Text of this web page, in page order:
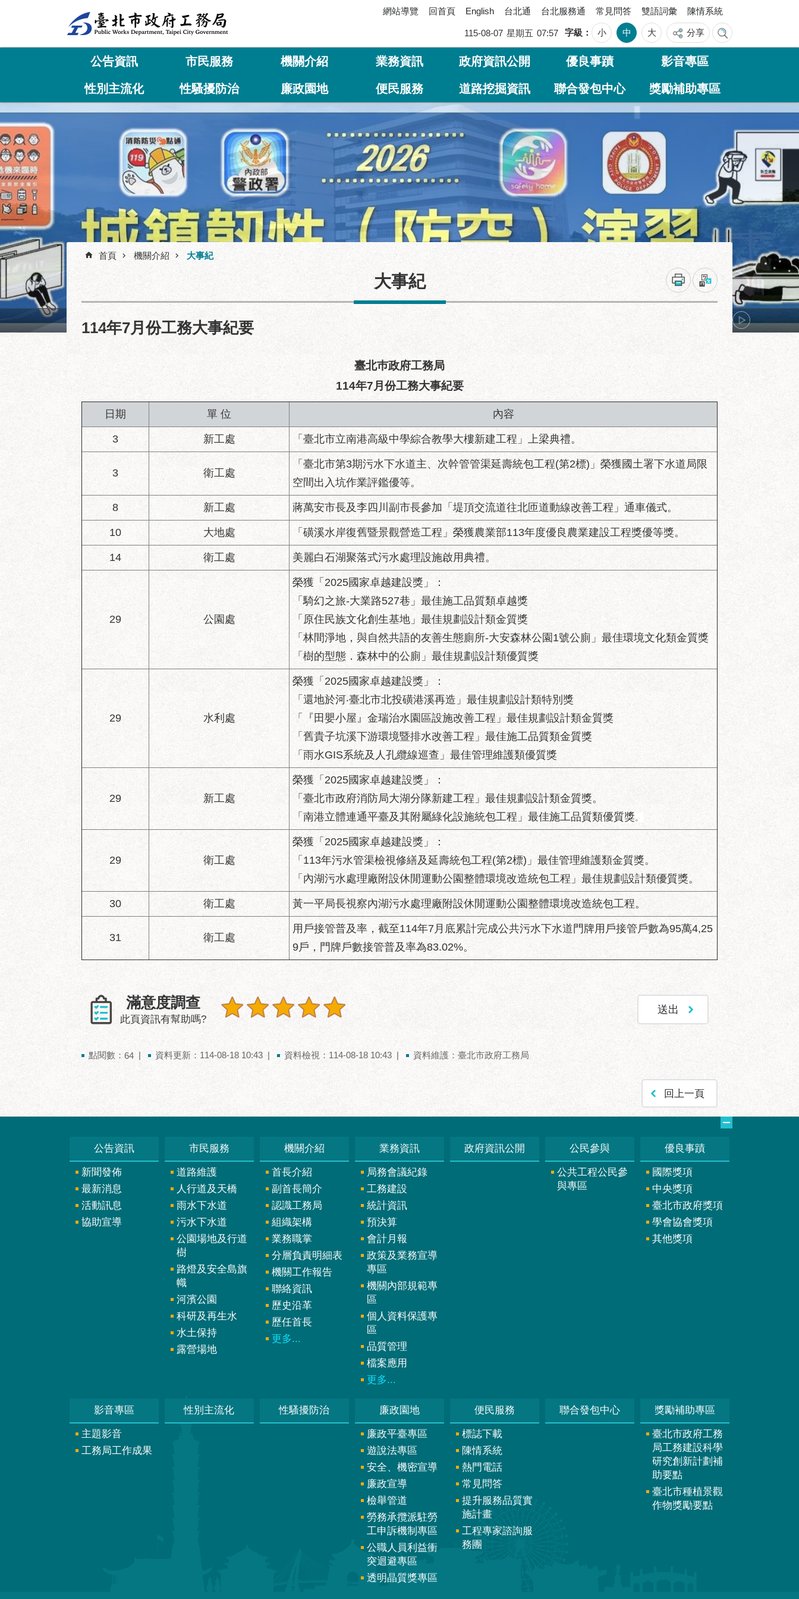
網站導覽 回首頁 English 台北通 台北服務通 常見問答 雙語詞彙 陳情系統
115-08-07 星期五 07:57 字級 小 中 大 分享
公告資訊 市民服務 機關介紹 業務資訊 政府資訊公開 優良事蹟 影音專區
性別主流化 性騷擾防治 廉政園地 便民服務 道路挖掘資訊 聯合發包中心 獎勵補助專區
陽明教養院永福之家西南向建築透視圖
首頁 機關介紹 大事紀
大事紀
114年7月份工務大事紀要
臺北巿政府工務局
114年7月份工務大事紀要
日期 單 位 內容
3 新工處 「臺北市立南港高級中學綜合教學大樓新建工程」上梁典禮。
3 衛工處
「臺北市第3期污水下水道主、次幹管管渠延壽統包工程(第2標)」榮獲國土署下水道局限
空間出入坑作業評鑑優等。
8 新工處 蔣萬安市長及李四川副市長參加「堤頂交流道往北匝道動線改善工程」通車儀式。
10 大地處 「磺溪水岸復舊暨景觀營造工程」榮獲農業部113年度優良農業建設工程獎優等獎。
14 衛工處 美麗白石湖聚落式污水處理設施啟用典禮。
29 公園處
榮獲「2025國家卓越建設獎」：
「騎幻之旅-大業路527巷」最佳施工品質類卓越獎
「原住民族文化創生基地」最佳規劃設計類金質獎
「林間淨地，與自然共語的友善生態廁所-大安森林公園1號公廁」最佳環境文化類金質獎
「樹的型態．森林中的公廁」最佳規劃設計類優質獎
29 水利處
榮獲「2025國家卓越建設獎」：
「還地於河‧臺北市北投磺港溪再造」最佳規劃設計類特別獎
「『田嬰小屋』金瑞治水園區設施改善工程」最佳規劃設計類金質獎
「舊貴子坑溪下游環境暨排水改善工程」最佳施工品質類金質獎
「雨水GIS系統及人孔纜線巡查」最佳管理維護類優質獎
29 新工處
榮獲「2025國家卓越建設獎」：
「臺北市政府消防局大湖分隊新建工程」最佳規劃設計類金質獎。
「南港立體連通平臺及其附屬綠化設施統包工程」最佳施工品質類優質獎。
29 衛工處
榮獲「2025國家卓越建設獎」：
「113年污水管渠檢視修繕及延壽統包工程(第2標)」最佳管理維護類金質獎。
「內湖污水處理廠附設休閒運動公園整體環境改造統包工程」最佳規劃設計類優質獎。
30 衛工處 黃一平局長視察內湖污水處理廠附設休閒運動公園整體環境改造統包工程。
31 衛工處
用戶接管普及率，截至114年7月底累計完成公共污水下水道門牌用戶接管戶數為95萬4,25
9戶，門牌戶數接管普及率為83.02%。
滿意度調查
此頁資訊有幫助嗎?
點閱數：64 資料更新：114-08-18 10:43 資料檢視：114-08-18 10:43 資料維護：臺北市政府工務局
回上一頁
公告資訊
新聞發佈
最新消息
活動訊息
協助宣導
市民服務
道路維護
人行道及天橋
雨水下水道
污水下水道
公園場地及行道
樹
路燈及安全島旗
幟
河濱公園
科研及再生水
水土保持
露營場地
機關介紹
首長介紹
副首長簡介
認識工務局
組織架構
業務職掌
分層負責明細表
機關工作報告
聯絡資訊
歷史沿革
歷任首長
更多...
業務資訊
局務會議紀錄
工務建設
統計資訊
預決算
會計月報
政策及業務宣導
專區
機關內部規範專
區
個人資料保護專
區
品質管理
檔案應用
更多...
政府資訊公開 公民參與
公共工程公民參
與專區
優良事蹟
國際獎項
中央獎項
臺北市政府獎項
學會協會獎項
其他獎項
影音專區
主題影音
工務局工作成果
性別主流化 性騷擾防治 廉政園地
廉政平臺專區
遊說法專區
安全、機密宣導
廉政宣導
檢舉管道
勞務承攬派駐勞
工申訴機制專區
公職人員利益衝
突迴避專區
透明晶質獎專區
便民服務
標誌下載
陳情系統
熱門電話
常見問答
提升服務品質實
施計畫
工程專家諮詢服
務團
聯合發包中心 獎勵補助專區
臺北市政府工務
局工務建設科學
研究創新計劃補
助要點
臺北市種植景觀
作物獎勵要點